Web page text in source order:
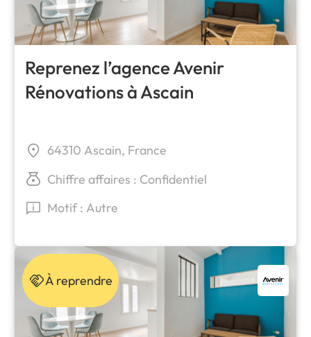
Reprenez l’agence Avenir
Rénovations à Ascain
64310 Ascain, France
Chiffre affaires : Confidentiel
Motif : Autre
À reprendre